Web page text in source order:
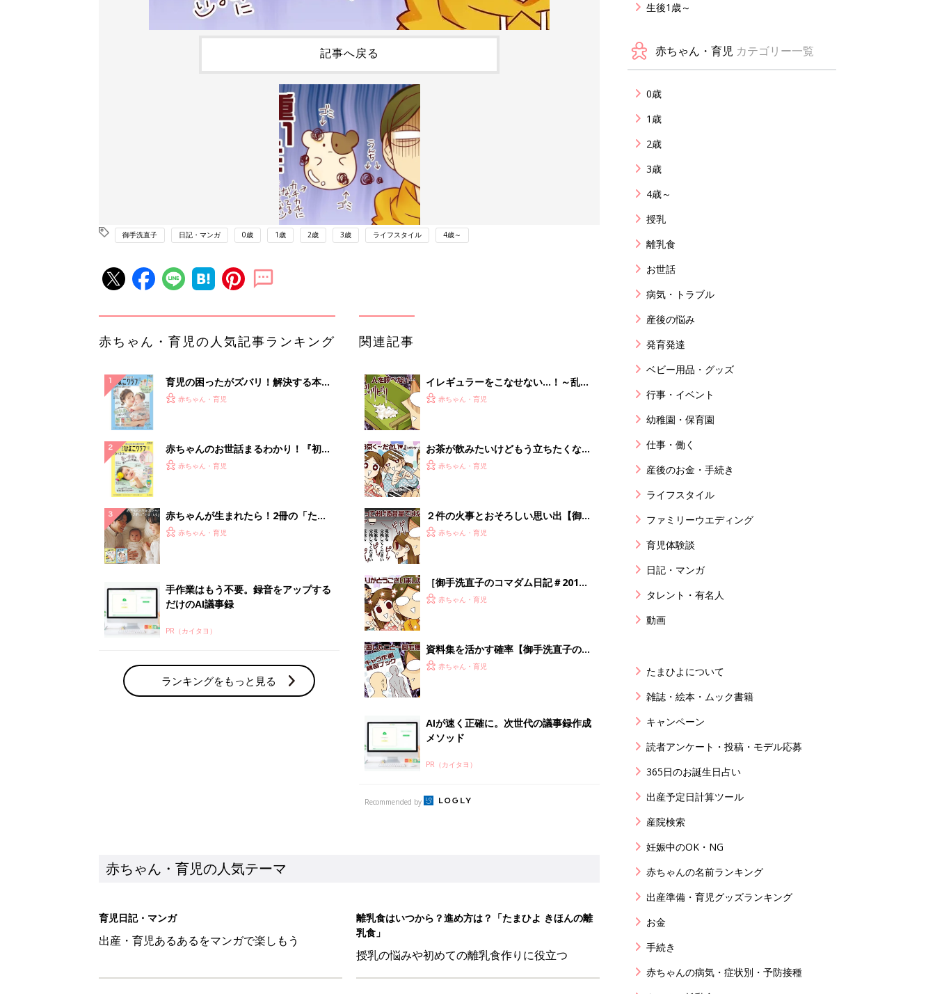
記事へ戻る
御手洗直子 日記・マンガ 0歳 1歳 2歳 3歳 ライフスタイル 4歳～
赤ちゃん・育児の人気記事ランキング
育児の困ったがズバリ！解決する本
『ひよこクラブ 夏号』 4カ月～2才
赤ちゃん・育児
赤ちゃんのお世話まるわかり！『初め
てのひよこクラブ 夏号』〈巻頭大特
赤ちゃん・育児
赤ちゃんが生まれたら！2冊の「たま
ひよ」
赤ちゃん・育児
手作業はもう不要。録音をアップする
だけのAI議事録
PR（カイタヨ）
ランキングをもっと見る
関連記事
イレギュラーをこなせない…！～乱れ
てゆく家～【御手洗直子のコマダム日
赤ちゃん・育児
お茶が飲みたいけどもう立ちたくない
～その時あなたは～【御手洗直子のコ
赤ちゃん・育児
２件の火事とおそろしい思い出【御手
洗直子のコマダム日記 ＃197】
赤ちゃん・育児
［御手洗直子のコマダム日記＃201］
人気エピソードをもう1度！【御手洗
赤ちゃん・育児
資料集を活かす確率【御手洗直子のコ
マダム日記 ＃196】
赤ちゃん・育児
AIが速く正確に。次世代の議事録作成
メソッド
PR（カイタヨ）
Recommended by
赤ちゃん・育児の人気テーマ
育児日記・マンガ
出産・育児あるあるをマンガで楽しもう
離乳食はいつから？進め方は？「たまひよ きほんの離
乳食」
授乳の悩みや初めての離乳食作りに役立つ
生後1歳～
赤ちゃん・育児 カテゴリー一覧
0歳
1歳
2歳
3歳
4歳～
授乳
離乳食
お世話
病気・トラブル
産後の悩み
発育発達
ベビー用品・グッズ
行事・イベント
幼稚園・保育園
仕事・働く
産後のお金・手続き
ライフスタイル
ファミリーウエディング
育児体験談
日記・マンガ
タレント・有名人
動画
たまひよについて
雑誌・絵本・ムック書籍
キャンペーン
読者アンケート・投稿・モデル応募
365日のお誕生日占い
出産予定日計算ツール
産院検索
妊娠中のOK・NG
赤ちゃんの名前ランキング
出産準備・育児グッズランキング
お金
手続き
赤ちゃんの病気・症状別・予防接種